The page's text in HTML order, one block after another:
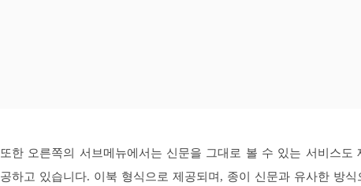
또한 오른쪽의 서브메뉴에서는 신문을 그대로 볼 수 있는 서비스도
공하고 있습니다. 이북 형식으로 제공되며, 종이 신문과 유사한 방식